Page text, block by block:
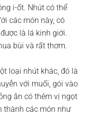
i-ốt. Nhút có thể
các món này, có
là lá kinh giới.
bùi và rất thơm.
loại nhút khác, đó là
với muối, gói vào
ăn có thêm vị ngọt
thành các món như